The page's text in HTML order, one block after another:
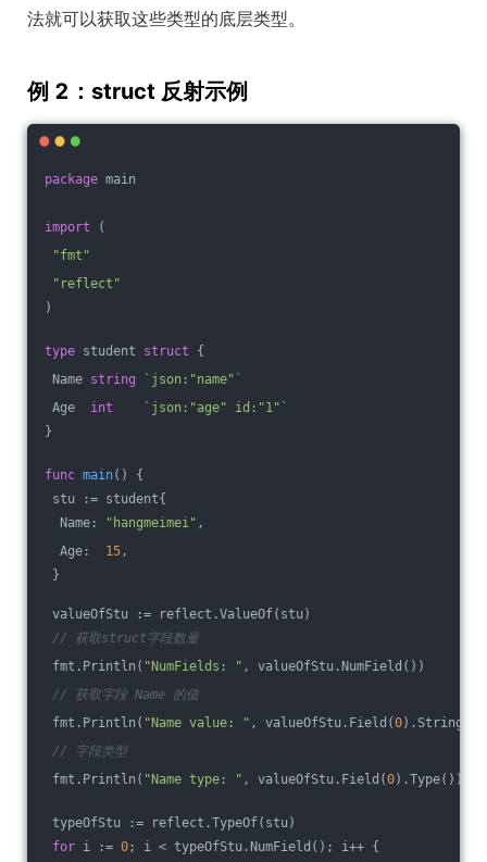
法就可以获取这些类型的底层类型。
例 2：struct 反射示例
package main
import (
"fmt"
"reflect"
)
type student struct {
Name string
`json:"name"`
Age int
`json:"age" id:"1"`
}
func main()
{
stu := student{
Name:
"hangmeimei" ,
Age: 15 ,
}
valueOfStu := reflect.ValueOf(stu)
// 获取struct字段数量
fmt.Println( "NumFields: " , valueOfStu.NumField())
// 获取字段 Name 的值
fmt.Println( "Name value: " , valueOfStu.Field(0
// 字段类型
fmt.Println( "Name type: " , valueOfStu.Field(0).Type())
typeOfStu := reflect.TypeOf(stu)
for i := 0 ; i < typeOfStu.NumField(); i++ {